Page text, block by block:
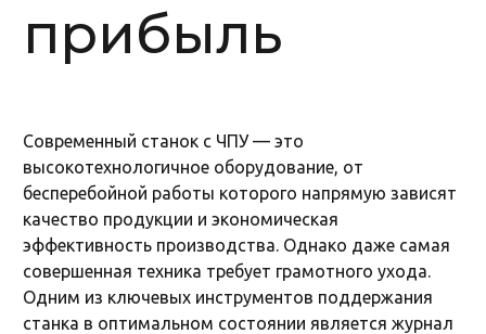
прибыль
Современный станок с ЧПУ — это
высокотехнологичное оборудование, от
бесперебойной работы которого напрямую зависят
качество продукции и экономическая
эффективность производства. Однако даже самая
совершенная техника требует грамотного ухода.
Одним из ключевых инструментов поддержания
станка в оптимальном состоянии является журнал